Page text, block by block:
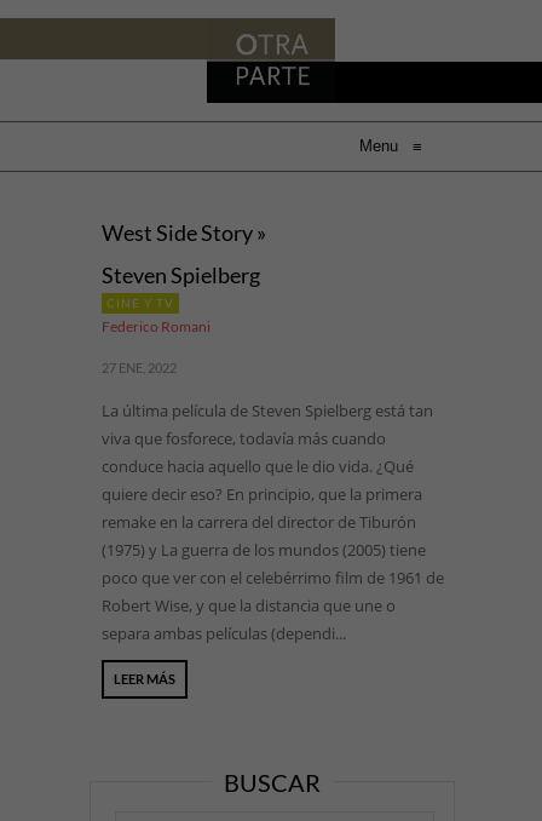
Menu ≡
West Side Story »
Steven Spielberg
CINE Y TV
Federico Romani
27 ENE, 2022
La última película de Steven Spielberg está tan
viva que fosforece, todavía más cuando
conduce hacia aquello que le dio vida. ¿Qué
quiere decir eso? En principio, que la primera
remake en la carrera del director de Tiburón
(1975) y La guerra de los mundos (2005) tiene
poco que ver con el celebérrimo film de 1961 de
Robert Wise, y que la distancia que une o
separa ambas películas (dependi...
LEER MÁS
BUSCAR